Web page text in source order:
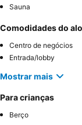
Sauna
Comodidades do
Centro de negócios
Entrada/lobby
Mostrar mais
Para crianças
Berço